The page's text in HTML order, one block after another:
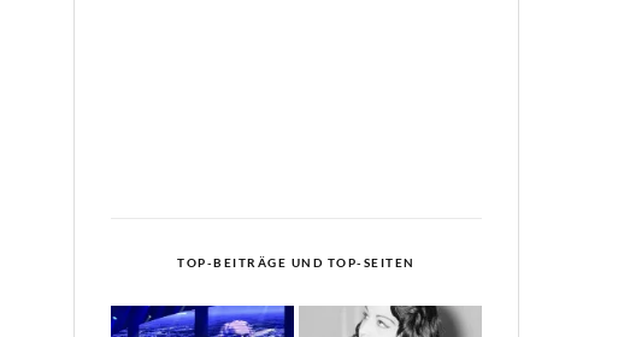
TOP-BEITRÄGE UND TOP-SEITEN